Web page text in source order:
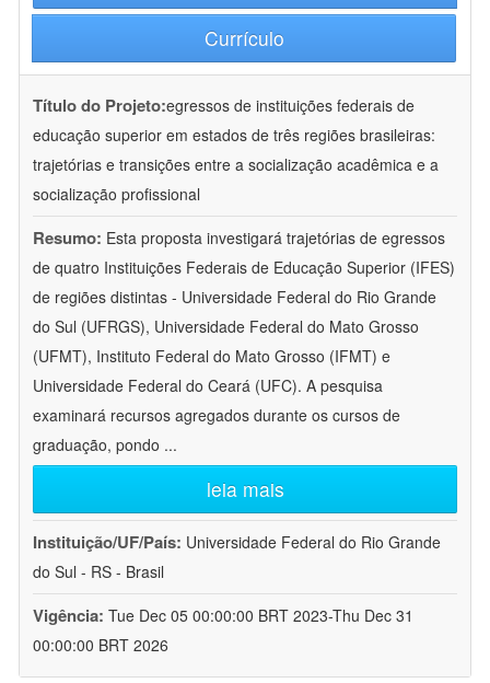
Currículo
Título do Projeto:egressos de instituições federais de
educação superior em estados de três regiões brasileiras:
trajetórias e transições entre a socialização acadêmica e a
socialização profissional
Resumo: Esta proposta investigará trajetórias de egressos
de quatro Instituições Federais de Educação Superior (IFES)
de regiões distintas - Universidade Federal do Rio Grande
do Sul (UFRGS), Universidade Federal do Mato Grosso
(UFMT), Instituto Federal do Mato Grosso (IFMT) e
Universidade Federal do Ceará (UFC). A pesquisa
examinará recursos agregados durante os cursos de
graduação, pondo ...
leia mais
Instituição/UF/País: Universidade Federal do Rio Grande
do Sul - RS - Brasil
Vigência: Tue Dec 05 00:00:00 BRT 2023-Thu Dec 31
00:00:00 BRT 2026